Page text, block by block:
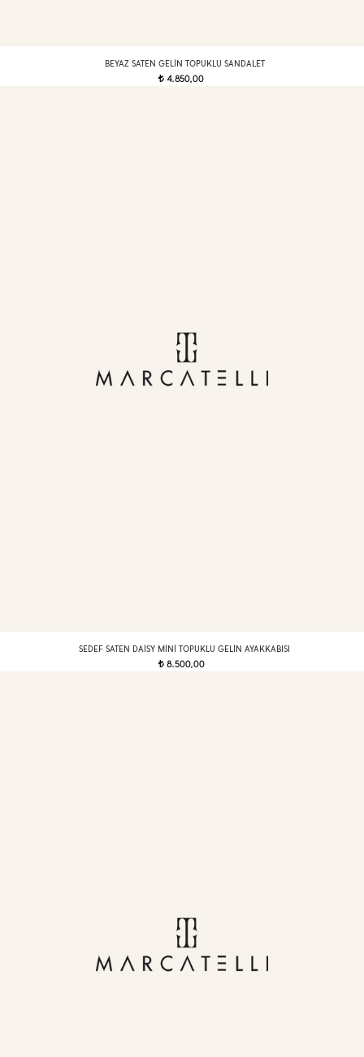
BEYAZ SATEN GELIN TOPUKLU SANDALET
t 4.850,00
SEDEF SATEN DAISY MINI TOPUKLU GELIN AYAKKABISI
t8.500,00